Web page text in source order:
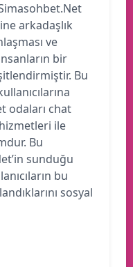
arkadaşlık
ve
bir
Bu
odaları chat
ile
Bu
sunduğu
bu
sosyal